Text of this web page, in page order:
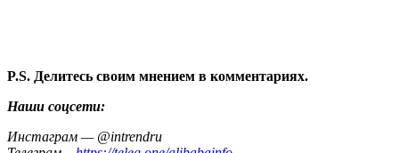
P.S. Делитесь своим мнением в комментариях.
Наши соцсети:
Инстаграм — @intrendru